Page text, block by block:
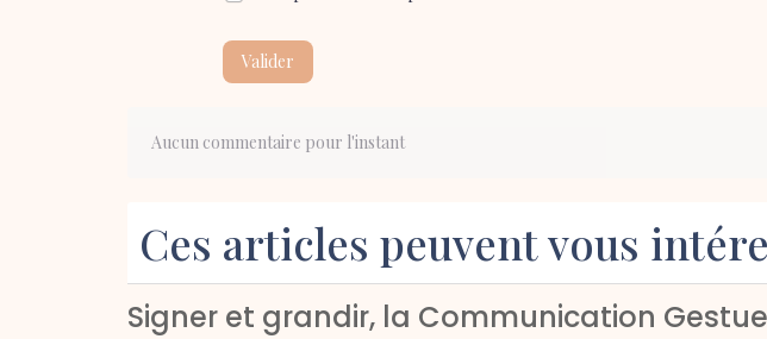
Valider
Aucun commentaire pour l'instant
Ces articles peuvent vous
Signer et grandir, la Communication